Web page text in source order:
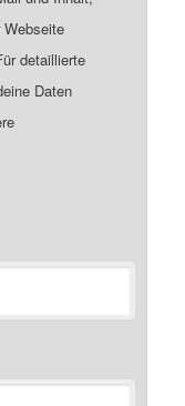
detaillierte
Daten